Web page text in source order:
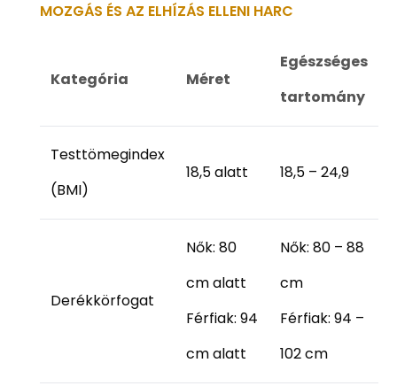
MOZGÁS ÉS AZ ELHÍZÁS ELLENI HARC
Kategória Méret
Egészséges
tartomány
Testtömegindex
(BMI)
18,5 alatt 18,5 – 24,9
Derékkörfogat
Nők: 80
cm alatt
Férfiak: 94
cm alatt
Nők: 80 – 88
cm
Férfiak: 94 –
102 cm